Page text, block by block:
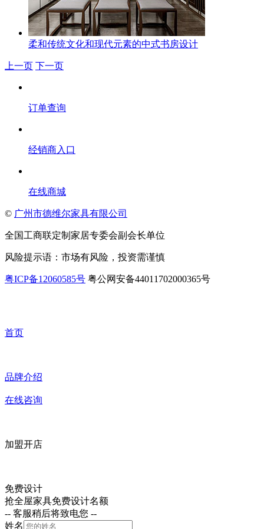
柔和传统文化和现代元素的中式书房设计
上一页 下一页
订单查询
经销商入口
在线商城
© 广州市德维尔家具有限公司
全国工商联定制家居专委会副会长单位
风险提示语：市场有风险，投资需谨慎
粤ICP备12060585号 粤公网安备44011702000365号
首页
品牌介绍
在线咨询
加盟开店
免费设计
抢全屋家具免费设计名额
-- 客服稍后将致电您 --
姓名